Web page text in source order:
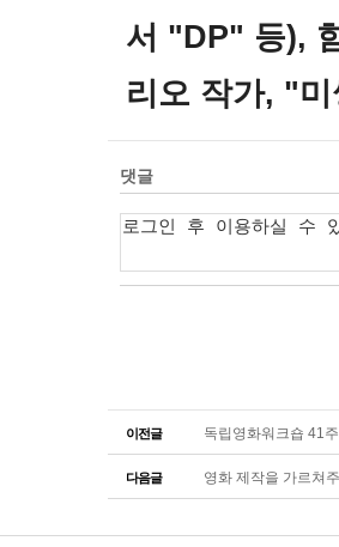
서 "DP" 등),
리오 작가, "
이전글 독립영화워크숍 41
다음글 영화 제작을 가르쳐